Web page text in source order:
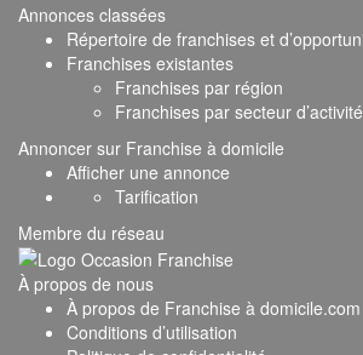
Annonces classées
Répertoire de franchises et
Franchises existantes
Franchises par région
Franchises par secteur d’activité
Annoncer sur Franchise à domicile
Afficher une annonce
Tarification
Membre du réseau
À propos de nous
À propos de Franchise à domicile.com
Conditions d’utilisation